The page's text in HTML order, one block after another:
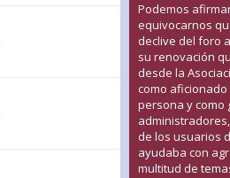
Podemos
equivocarnos
declive del foro
su renovación
desde la
como aficionado
persona y como
de los usuarios
ayudaba con
multitud de